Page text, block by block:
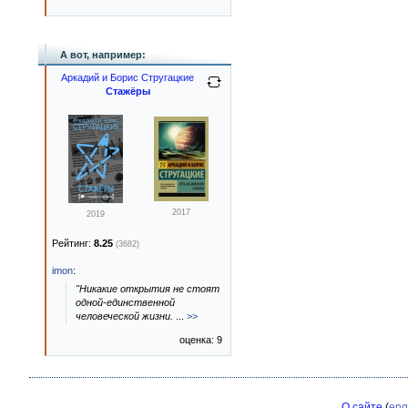
А вот, например:
Аркадий и Борис Стругацкие
Стажёры
2019 2017
Рейтинг: 8.25 (3682)
imon:
"Никакие открытия не стоят
одной-единственной
человеческой жизни.
>>
оценка: 9